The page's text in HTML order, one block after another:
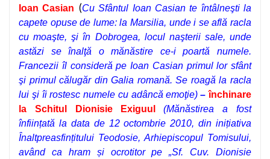
Ioan Casian (Cu Sfântul Ioan Casian te întâlneşti la
capete opuse de lume: la Marsilia, unde i se află racla
cu moaşte, şi în Dobrogea, locul naşterii sale, unde
astăzi se înalţă o mănăstire ce-i poartă numele.
Francezii îl consideră pe Ioan Casian primul lor sfânt
şi primul călugăr din Galia romană. Se roagă la racla
lui şi îi rostesc numele cu adâncă emoţie) –închinare
la Schitul Dionisie Exiguul
(Mănăstirea a fost
înființată la data de 12 octombrie 2010, din inițiativa
Înaltpreasfințitului Teodosie, Arhiepiscopul Tomisului,
având ca hram și ocrotitor pe „Sf. Cuv. Dionisie